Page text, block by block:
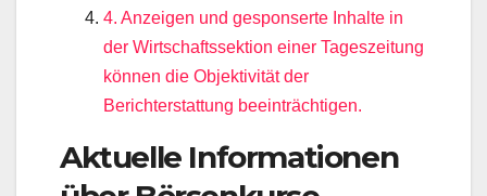
4. Anzeigen und gesponserte Inhalte in
der Wirtschaftssektion einer Tageszeitung
können die Objektivität der
Berichterstattung beeinträchtigen.
Aktuelle Informationen